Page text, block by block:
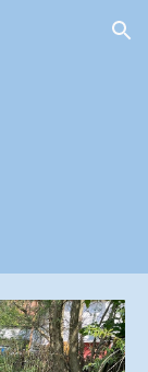
Skip to navigation